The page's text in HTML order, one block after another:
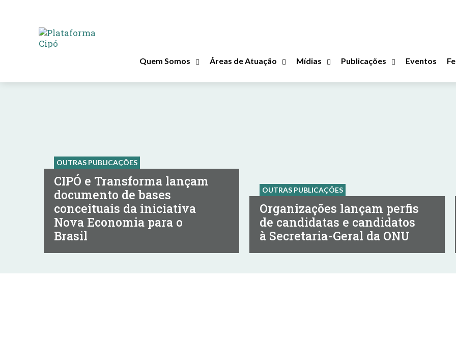
Quem Somos Áreas de Atuação Mídias Publicações Eventos
Outras Publicações
OUTRAS PUBLICAÇÕES
CIPÓ e Transforma lançam
documento de bases
conceituais da iniciativa
Nova Economia para o
Brasil
OUTRAS PUBLICAÇÕES
Organizações lançam perfis
de candidatas e candidatos
à Secretaria-Geral da ONU